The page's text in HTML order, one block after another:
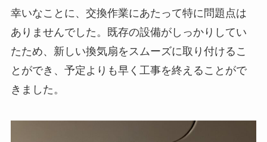
幸いなことに、交換作業にあたって特に問題点は
ありませんでした。既存の設備がしっかりしてい
たため、新しい換気扇をスムーズに取り付けるこ
とができ、予定よりも早く工事を終えることがで
きました。